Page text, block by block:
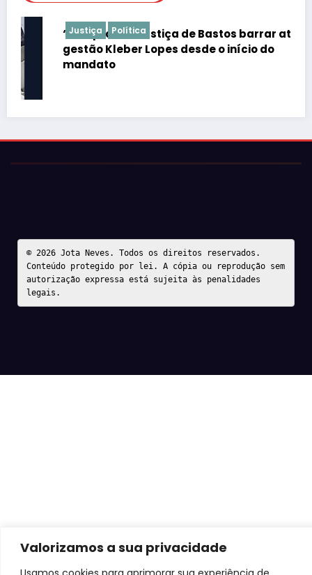
Valorizamos a sua privacidade
Justiça Política
“É de praxe”: Justiça de Bastos barrar atos da
gestão Kleber Lopes desde o início do
mandato
© 2026 Jota Neves. Todos os direitos reservados.
Conteúdo protegido por lei. A cópia ou reprodução sem
autorização expressa está sujeita às penalidades
legais.